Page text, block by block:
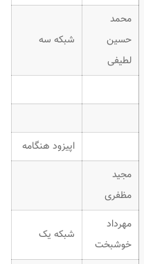
محمد
حسین
لطیفی
شبکه سه
اپیزود هنگامه
مجید
مظفری
مهرداد
خوشبخت
شبکه یک